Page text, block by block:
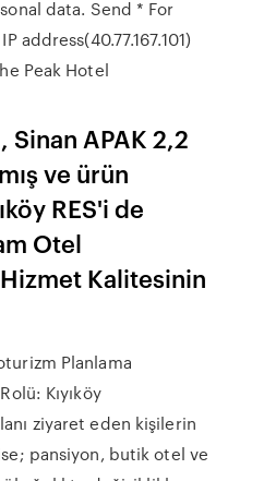
data. Send * For
address(40.77.167.101)
Peak Hotel
Sinan APAK 2,2
ve ürün
RES'i de
Otel
Kalitesinin
Planlama
Kıyıköy
ziyaret eden kişilerin
pansiyon, butik otel ve